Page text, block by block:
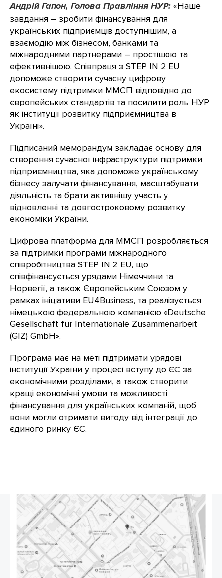
Андрій Гапон, Голова Правління НУР: «Наше
завдання – зробити фінансування для
українських підприємців доступнішим, а
взаємодію між бізнесом, банками та
міжнародними партнерами – простішою та
ефективнішою. Співпраця з STEP IN 2 EU
допоможе створити сучасну цифрову
екосистему підтримки ММСП відповідно до
європейських стандартів та посилити роль НУР
як інституції розвитку підприємництва в
Україні».
Підписаний меморандум закладає основу для
створення сучасної інфраструктури підтримки
підприємництва, яка допоможе українському
бізнесу залучати фінансування, масштабувати
діяльність та брати активнішу участь у
відновленні та довгостроковому розвитку
економіки України.
Цифрова платформа для ММСП розробляється
за підтримки програми міжнародного
співробітництва STEP IN 2 EU, що
співфінансується урядами Німеччини та
Норвегії, а також Європейським Союзом у
рамках ініціативи EU4Business, та реалізується
німецькою федеральною компанією «Deutsche
Gesellschaft für Internationale Zusammenarbeit
(GIZ) GmbH».
Програма має на меті підтримати урядові
інституції України у процесі вступу до ЄС за
економічними розділами, а також створити
кращі економічні умови та можливості
фінансування для українських компаній, щоб
вони могли отримати вигоду від інтеграції до
єдиного ринку ЄС.